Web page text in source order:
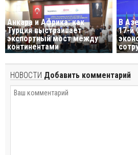
Анкара и Африка: как
Турция выстраивает
экспортный мост между
континентами
В
17-й
НОВОСТИ Добавить комментарий